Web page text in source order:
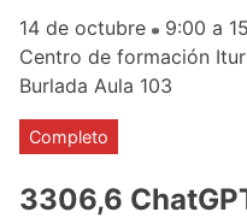
14 de octubre 9:00 a
Centro de formación
Burlada Aula 103
Completo
3306,6